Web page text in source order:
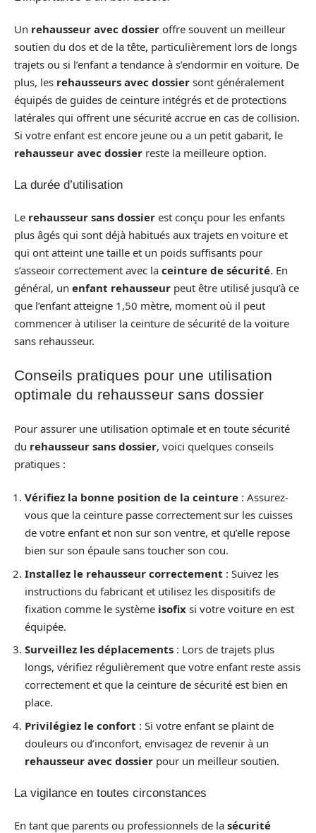
Un rehausseur avec dossier offre souvent un meilleur
soutien du dos et de la tête, particulièrement lors de longs
trajets ou si l’enfant a tendance à s’endormir en voiture. De
plus, les rehausseurs avec dossier sont généralement
équipés de guides de ceinture intégrés et de protections
latérales qui offrent une sécurité accrue en cas de collision.
Si votre enfant est encore jeune ou a un petit gabarit, le
rehausseur avec dossier reste la meilleure option.
La durée d’utilisation
Le rehausseur sans dossier est conçu pour les enfants
plus âgés qui sont déjà habitués aux trajets en voiture et
qui ont atteint une taille et un poids suffisants pour
s’asseoir correctement avec la ceinture de sécurité. En
général, un enfant rehausseur peut être utilisé jusqu’à ce
que l’enfant atteigne 1,50 mètre, moment où il peut
commencer à utiliser la ceinture de sécurité de la voiture
sans rehausseur.
Conseils pratiques pour une utilisation
optimale du rehausseur sans dossier
Pour assurer une utilisation optimale et en toute sécurité
du rehausseur sans dossier, voici quelques conseils
pratiques :
Vérifiez la bonne position de la ceinture : Assurez-
vous que la ceinture passe correctement sur les cuisses
de votre enfant et non sur son ventre, et qu’elle repose
bien sur son épaule sans toucher son cou.
Installez le rehausseur correctement : Suivez les
instructions du fabricant et utilisez les dispositifs de
fixation comme le système isofix si votre voiture en est
équipée.
Surveillez les déplacements : Lors de trajets plus
longs, vérifiez régulièrement que votre enfant reste assis
correctement et que la ceinture de sécurité est bien en
place.
Privilégiez le confort : Si votre enfant se plaint de
douleurs ou d’inconfort, envisagez de revenir à un
rehausseur avec dossier pour un meilleur soutien.
La vigilance en toutes circonstances
En tant que parents ou professionnels de la sécurité